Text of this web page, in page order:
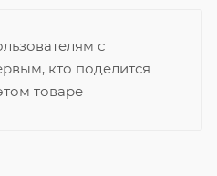
с
кто поделится
товаре